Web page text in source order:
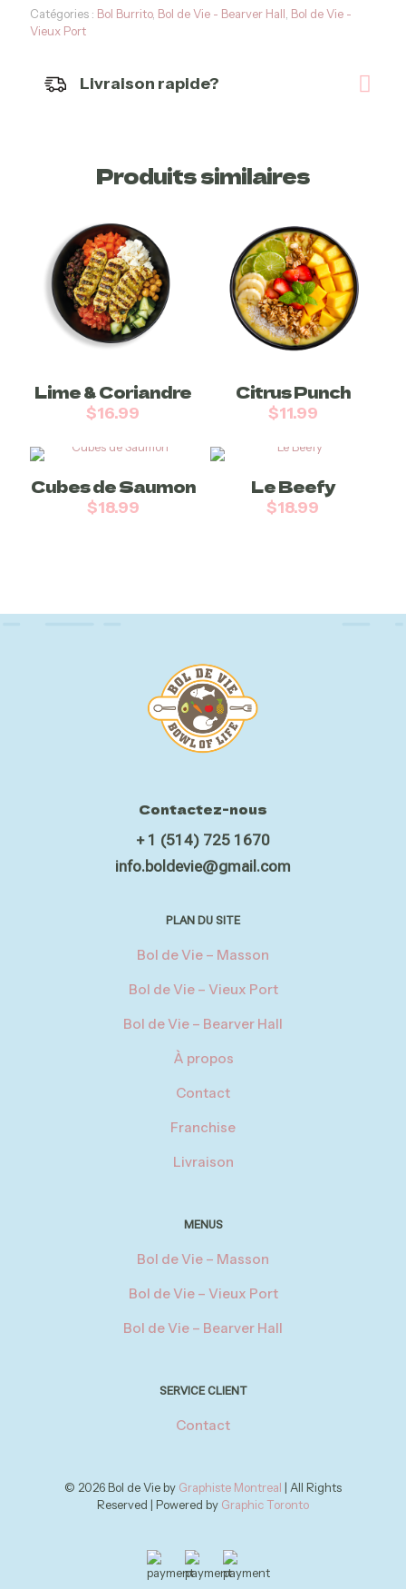
Catégories : Bol Burrito, Bol de Vie - Bearver Hall, Bol de Vie -
Vieux Port
Livraison rapide?
Produits similaires
Lime & Coriandre
$16.99
Citrus Punch
$11.99
Cubes de Saumon
$18.99
Le Beefy
$18.99
Contactez-nous
+ 1 (514) 725 1670
info.boldevie@gmail.com
PLAN DU SITE
Bol de Vie – Masson
Bol de Vie – Vieux Port
Bol de Vie – Bearver Hall
À propos
Contact
Franchise
Livraison
MENUS
Bol de Vie – Masson
Bol de Vie – Vieux Port
Bol de Vie – Bearver Hall
SERVICE CLIENT
Contact
© 2026 Bol de Vie by Graphiste Montreal | All Rights
Reserved | Powered by Graphic Toronto